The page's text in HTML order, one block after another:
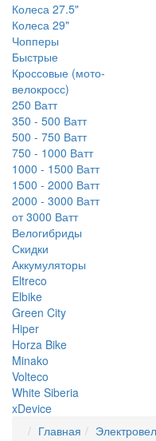
Колеса 27.5"
Колеса 29"
Чопперы
Быстрые
Кроссовые (мото-
велокросс)
250 Ватт
350 - 500 Ватт
500 - 750 Ватт
750 - 1000 Ватт
1000 - 1500 Ватт
1500 - 2000 Ватт
2000 - 3000 Ватт
от 3000 Ватт
Велогибриды
Скидки
Аккумуляторы
Eltreco
Elbike
Green City
Hiper
Horza Bike
Minako
Volteco
White Siberia
xDevice
Главная